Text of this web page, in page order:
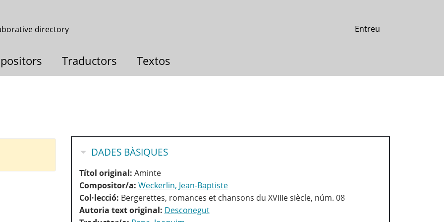
directory Entreu
Traductors Textos
HIDE
DADES BÀSIQUES
Títol original: Aminte
Compositor/a: Weckerlin, Jean-Baptiste
Col·lecció: Bergerettes, romances et chansons du XVIIIe siècle, núm. 08
Autoria text original: Desconegut